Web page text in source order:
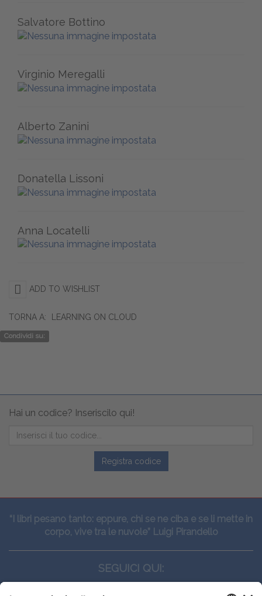
Salvatore Bottino
Virginio Meregalli
Alberto Zanini
Donatella Lissoni
Anna Locatelli
ADD TO WISHLIST
TORNA A: LEARNING ON CLOUD
Condividi su:
Hai un codice? Inseriscilo qui!
Registra codice
“I libri pesano tanto: eppure, chi se ne ciba e se li mette in
corpo, vive tra le nuvole” Luigi Pirandello
SEGUICI QUI: